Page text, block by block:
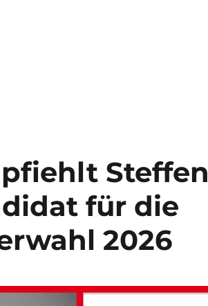
Steffen
für die
2026